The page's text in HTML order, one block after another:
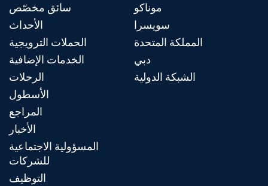
سائق مخصّص
الأحداث
الحملات الترويجية
الخدمات الإضافية
الرحلات
الأسطول
المراجع
الأخبار
المسؤولية الاجتماعية
للشركات
التوظيف
موناكو
سويسرا
المملكة المتحدة
دبي
الشبكة الدولية